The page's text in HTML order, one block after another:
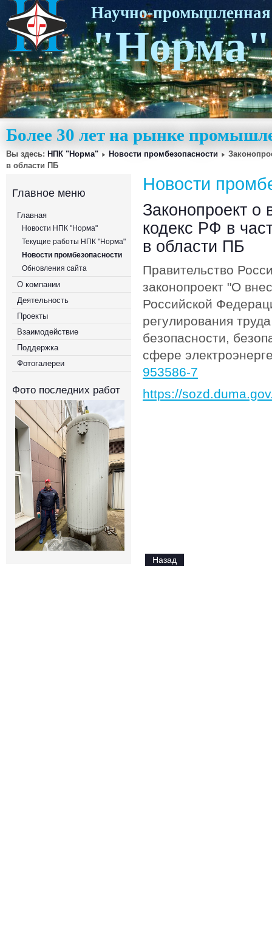
Научно-
"Норма"
Более 30 лет на рынке
Вы здесь: НПК "Норма" Новости промбезопасности
в области ПБ
Главное меню
Главная
Новости НПК "Норма"
Текущие работы НПК "Норма"
Новости промбезопасности
Обновления сайта
О компании
Деятельность
Проекты
Взаимодействие
Поддержка
Фотогалереи
Фото последних работ
Новости
Законопроект о
кодекс РФ в
в области ПБ
Правительство
законопроект "О
Российской
регулирования
безопасности,
сфере
953586-7
https://
Назад